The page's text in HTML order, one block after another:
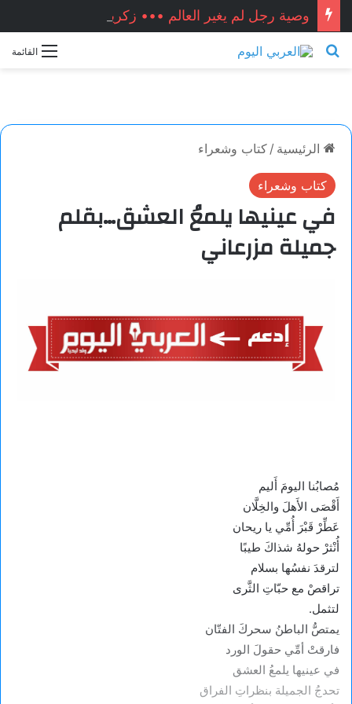
القائمة بحث عن
الرئيسية / كتاب وشعراء
كتاب وشعراء
في عينيها يلمعُ العشق…بقلم
جميلة مزرعاني
مُصابُنا اليومَ أَليم
أَقْصَى الأَهلَ والخِلَّان
عَطِّرْ قَبْرَ أُمِّي يا ريحان
أُنْثرْ حولهُ شذاكَ طيبًا
لترقدَ نفسُها بسلام
تراقصْ مع حبّاتِ الثَّرى
لتثمل.
يمتصُّ الباطنُ سحركَ الفتّان
فارقتْ أمِّي حقولَ الورد
في عينيها يلمعُ العشق
تحدجُ الجميلة بنظراتِ الفراق